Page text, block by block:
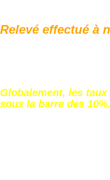
Relevé effectué à
Globalement, les
sous la barre des 10%.